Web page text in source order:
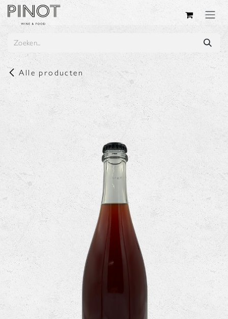
Overslaan naar inhoud
Alle producten